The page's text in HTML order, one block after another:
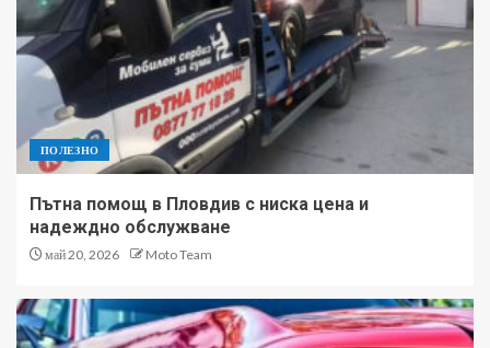
ПОЛЕЗНО
Пътна помощ в Пловдив с ниска цена и
надеждно обслужване
май 20, 2026 Moto Team